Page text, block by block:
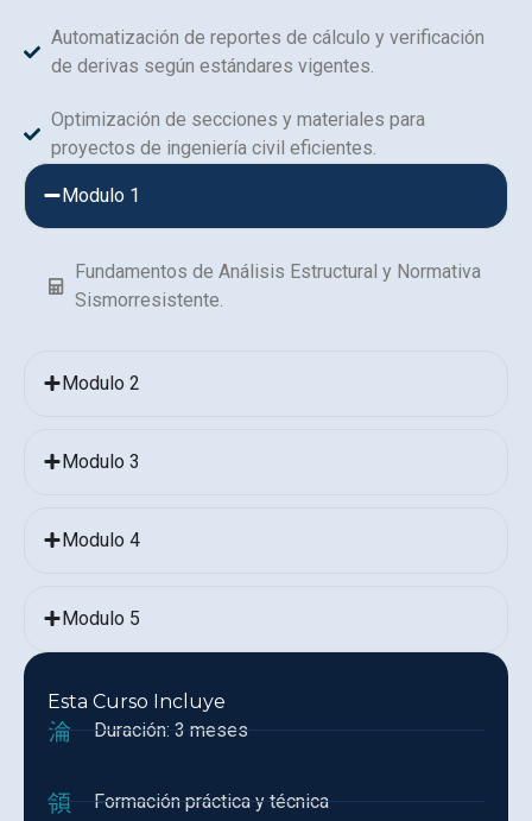
Automatización de reportes de cálculo y verificación
de derivas según estándares vigentes.
Optimización de secciones y materiales para
proyectos de ingeniería civil eficientes.
Modulo 1
Fundamentos de Análisis Estructural y Normativa
Sismorresistente.
Modulo 2
Modulo 3
Modulo 4
Modulo 5
Esta Curso Incluye
Duración: 3 meses
Formación práctica y técnica